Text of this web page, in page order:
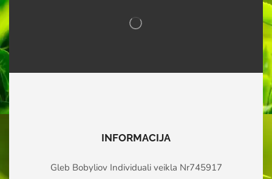
INFORMACIJA
Gleb Bobyliov Individuali veikla Nr745917